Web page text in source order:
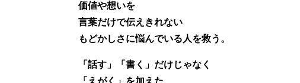
価値や想いを
言葉だけで伝えきれない
もどかしさに悩んでいる人を救う。
「話す」「書く」だけじゃなく